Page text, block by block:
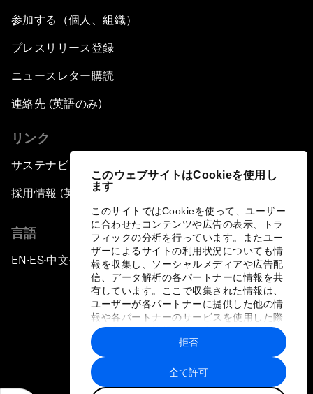
このウェブサイトはCookieを使用し
ます
このサイトではCookieを使って、ユーザー
に合わせたコンテンツや広告の表示、トラ
フィックの分析を行っています。またユー
ザーによるサイトの利用状況についても情
報を収集し、ソーシャルメディアや広告配
信、データ解析の各パートナーに情報を共
有しています。ここで収集された情報は、
ユーザーが各パートナーに提供した他の情
報や各パートナーのサービスを使用した際
に収集された情報と組み合わされ、各パー
トナーによって使用されることがありま
す。
全て許可
拒否
参加する（個人、組織）
プレスリリース登録
ニュースレター購読
連絡先 (英語のみ)
リンク
サステナビリティへの取り組み
採用情報 (英語のみ)
言語
EN ▪ ES▪中文▪ 日本語
プライバシーポリシーと利用規約
サイトマップ